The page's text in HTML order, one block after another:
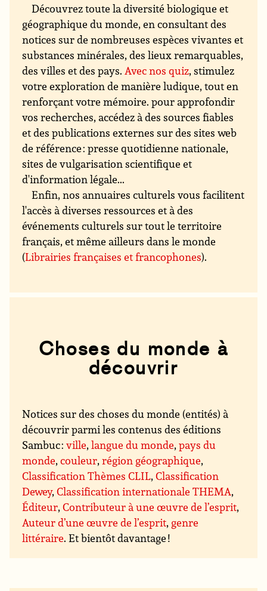
Découvrez toute la diversité biologique et
géographique du monde, en consultant des
notices sur de nombreuses espèces vivantes et
substances minérales, des lieux remarquables,
des villes et des pays.Avec nos quiz, stimulez
votre exploration de manière ludique, tout en
renforçant votre mémoire. pour approfondir
vos recherches, accédez à des sources fiables
et des publications externes sur des sites web
de référence : presse quotidienne nationale,
sites de vulgarisation scientifique et
d'information légale...
Enfin, nos annuaires culturels vous facilitent
l'accès à diverses ressources et à des
événements culturels sur tout le territoire
français, et même ailleurs dans le monde
(Librairies françaises et francophones).
Choses du monde à
découvrir
Notices sur des choses du monde (entités) à
découvrir parmi les contenus des éditions
Sambuc :ville,langue du monde,pays du
monde,couleur,région géographique,
Classification Thèmes CLIL,Classification
Dewey,Classification internationale THEMA,
Éditeur,Contributeur à une œuvre de l’esprit,
Auteur d’une œuvre de l’esprit, genre
littéraire. Et bientôt davantage !